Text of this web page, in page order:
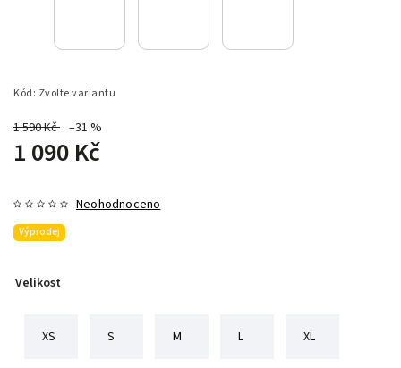
Kód: Zvolte variantu
1 590 Kč –31 %
1 090 Kč
Výprodej
Neohodnoceno
Velikost
XS S M L XL